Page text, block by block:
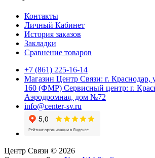
Контакты
Личный Кабинет
История заказов
Закладки
Сравнение товаров
+7 (861) 225-16-14
Магазин Центр Связи: г. Краснодар,
160 (ФМР) Сервисный центр: г.
Аэродромная, дом №72
info@center-sv.ru
Центр Связи © 2026